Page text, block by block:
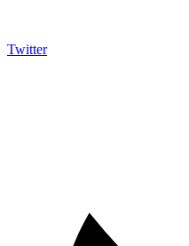
Twitter